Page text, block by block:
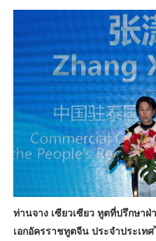
ท่านจาง เซียวเซียว ทูตที่ปรึกษา
เอกอัครราชทูตจีน ประจำประเทศ